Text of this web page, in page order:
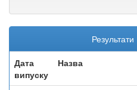
Дата
випуску
Назва